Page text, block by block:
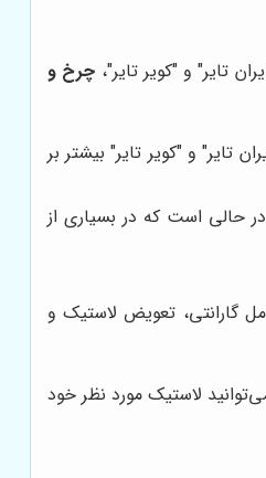
تایر" و "کویر تایر"، چرخ و
تایر" و "کویر تایر" بیشتر بر
حالی است که در بسیاری از
گارانتی، تعویض لاستیک و
لاستیک مورد نظر خود